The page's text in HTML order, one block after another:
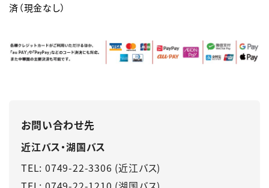
済（現金なし）
お問い合わせ先
近江バス・湖国バス
TEL: 0749-22-3306 (近江バス)